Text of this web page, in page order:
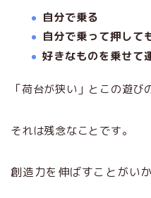
自分で乗る
自分で乗って押して
好きなものを乗せて
「荷台が狭い」とこの遊び
それは残念なことです。
創造力を伸ばすことがい